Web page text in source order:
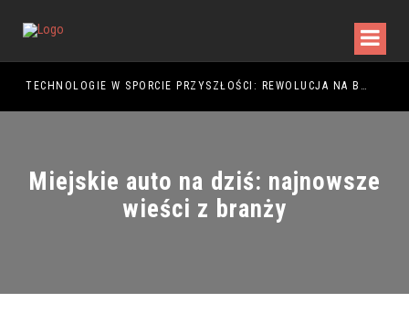
TECHNOLOGIE W SPORCIE PRZYSZŁOŚCI: REWOLUCJA NA BOISKU
Miejskie auto na dziś: najnowsze
wieści z branży